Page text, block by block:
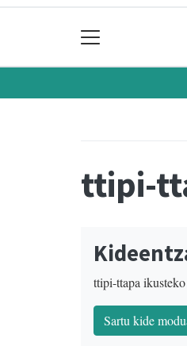
ttipi-
ttipi-ttapa
Sartu kide